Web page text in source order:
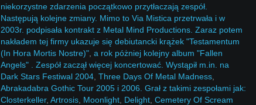
niekorzystne zdarzenia początkowo przytłaczają zespół.
Następują kolejne zmiany. Mimo to Via Mistica przetrwała i w
2003r. podpisała kontrakt z Metal Mind Productions. Zaraz potem
nakładem tej firmy ukazuje się debiutancki krążek "Testamentum
(In Hora Mortis Nostre)" a rok póżniej kolejny album "Fallen
Angels" . Zespół zaczął więcej koncertować. Wystąpił m.in. na
Dark Stars Festiwal 2004 Three Days Of Metal Madness
Abrakadabra Gothic Tour 2005 i 2006. Grał z takimi zespołami jak:
Closterkeller, Artrosis Moonlight Delight Cemetery Of Scream